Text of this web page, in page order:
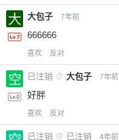
大包子 7年前
666666
喜欢 反对
已注销 @ 大包子 7年前
好胖
喜欢 反对
已注销 @ 已注销 4年前